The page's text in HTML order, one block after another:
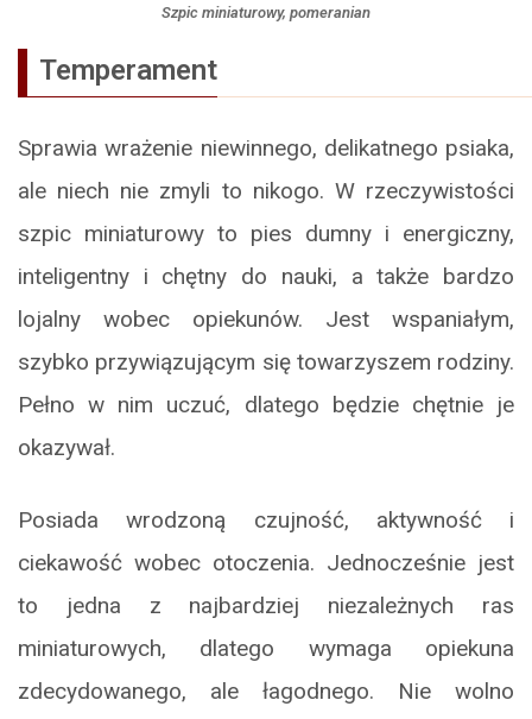
Szpic miniaturowy, pomeranian
Temperament
Sprawia wrażenie niewinnego, delikatnego psiaka,
ale niech nie zmyli to nikogo. W rzeczywistości
szpic miniaturowy to pies dumny i energiczny,
inteligentny i chętny do nauki, a także bardzo
lojalny wobec opiekunów. Jest wspaniałym,
szybko przywiązującym się towarzyszem rodziny.
Pełno w nim uczuć, dlatego będzie chętnie je
okazywał.
Posiada wrodzoną czujność, aktywność i
ciekawość wobec otoczenia. Jednocześnie jest
to jedna z najbardziej niezależnych ras
miniaturowych, dlatego wymaga opiekuna
zdecydowanego, ale łagodnego. Nie wolno